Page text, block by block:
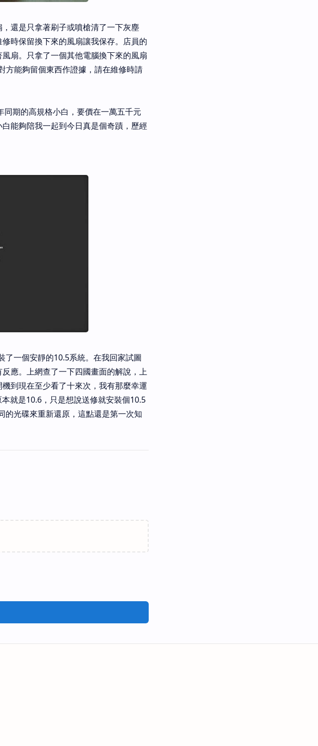
還是只拿著刷子或噴槍清了一下灰塵
時保留換下來的風扇讓我保存。店員的
扇。只拿了一個其他電腦換下來的風扇
方能夠留個東西作證據，請在維修時請
期的高規格小白，要價在一萬五千元
能夠陪我一起到今日真是個奇蹟，歷經
一個安靜的10.5系統。在我回家試圖
應。上網查了一下四國畫面的解說，上
到現在至少看了十來次，我有那麼幸運
就是10.6，只是想說送修就安裝個10.5
光碟來重新還原，這點還是第一次知